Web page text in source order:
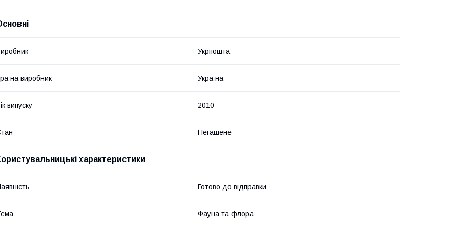
Укрпошта
виробник Україна
випуску 2010
Негашене
характеристики
Готово до відправки
Фауна та флора